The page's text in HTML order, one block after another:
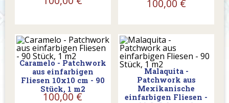
100,00 €
Caramelo - Patchwork
aus einfarbigen
Fliesen 10x10 cm - 90
Stück, 1 m2
100,00 €
Malaquita -
Patchwork aus
Mexikanische
einfarbigen Fliesen -